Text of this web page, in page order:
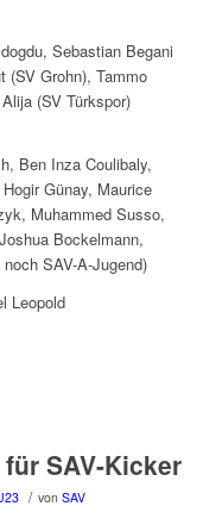
Sebastian Begani
(SV Grohn), Tammo
(SV Türkspor)
Ben Inza Coulibaly,
Günay, Maurice
Muhammed Susso,
Bockelmann,
SAV-A-Jugend)
Leopold
SAV-Kicker
/ von SAV